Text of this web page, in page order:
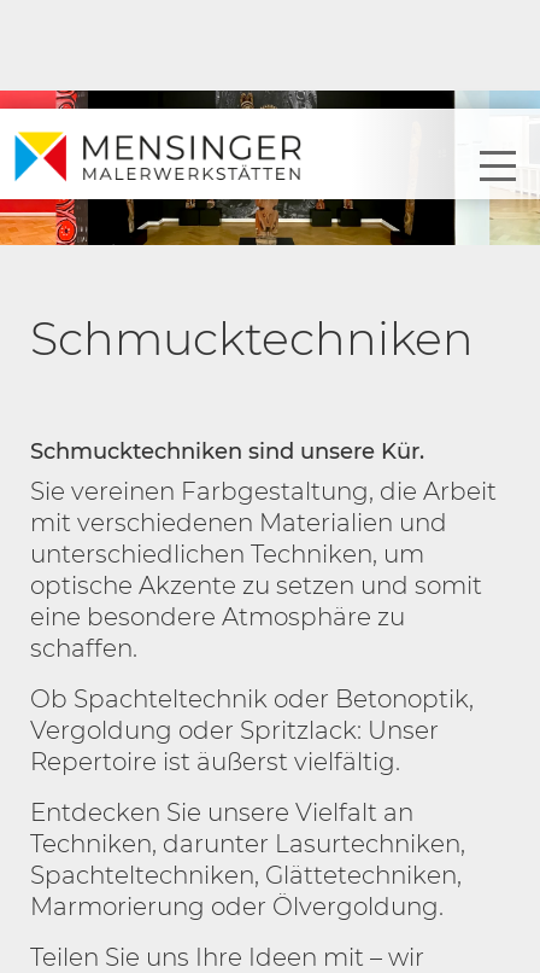
Schmucktechniken
Schmucktechniken sind unsere Kür.
Sie vereinen Farbgestaltung, die Arbeit
mit verschiedenen Materialien und
unterschiedlichen Techniken, um
optische Akzente zu setzen und somit
eine besondere Atmosphäre zu
schaffen.
Ob Spachteltechnik oder Betonoptik,
Vergoldung oder Spritzlack: Unser
Repertoire ist äußerst vielfältig.
Entdecken Sie unsere Vielfalt an
Techniken, darunter Lasurtechniken,
Spachteltechniken, Glättetechniken,
Marmorierung oder Ölvergoldung.
Teilen Sie uns Ihre Ideen mit – wir